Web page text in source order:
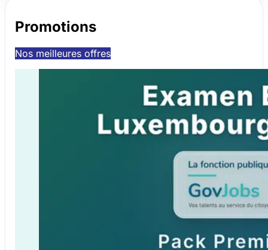
Promotions
Nos meilleures offres